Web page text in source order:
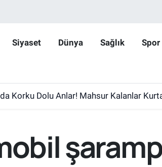
Siyaset Dünya Sağlık Spor
Korku Dolu Anlar! Mahsur Kalanlar